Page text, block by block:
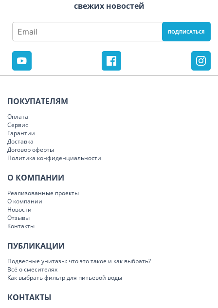
свежих новостей
ПОКУПАТЕЛЯМ
Оплата
Сервис
Гарантии
Доставка
Договор оферты
Политика конфиденциальности
О КОМПАНИИ
Реализованные проекты
О компании
Новости
Отзывы
Контакты
ПУБЛИКАЦИИ
Подвесные унитазы: что это такое и как выбрать?
Всё о смесителях
Как выбрать фильтр для питьевой воды
КОНТАКТЫ